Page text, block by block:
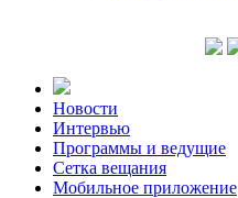
Новости
Интервью
Программы и ведущие
Сетка вещания
Мобильное приложение